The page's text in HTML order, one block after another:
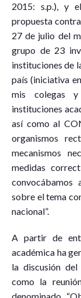
2015: s.p.), y
propuesta
27 de julio del
grupo de 23
instituciones de
país (iniciativa
mis colegas
instituciones
así como al
organismos
mecanismos
medidas
convocábamos
sobre el tema
nacional”.
A partir de
académica ha
la discusión
como la